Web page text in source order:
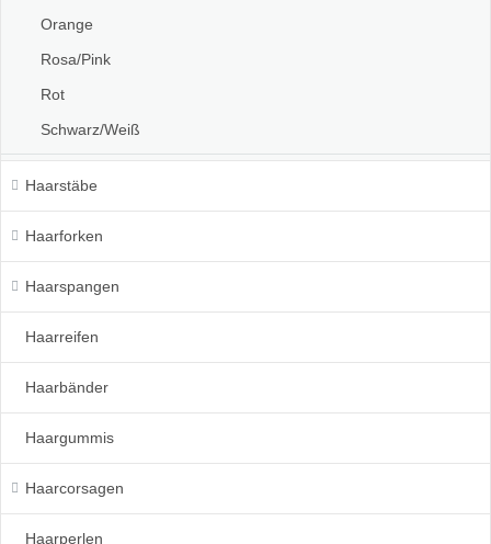
Orange
Rosa/Pink
Rot
Schwarz/Weiß
Haarstäbe
Haarforken
Haarspangen
Haarreifen
Haarbänder
Haargummis
Haarcorsagen
Haarperlen